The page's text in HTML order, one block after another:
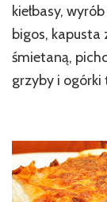
kiełbasy,
bigos, kapusta
śmietaną,
grzyby i ogórki